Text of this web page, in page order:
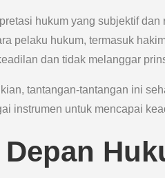
hukum yang subjektif
pelaku hukum, termasuk
dan tidak melanggar
tantangan-tantangan ini
instrumen untuk mencapai
Depan